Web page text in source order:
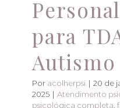
para
Autismo
Por acolherpsi | 20 de
2025 | Atendimento
psicológica completa